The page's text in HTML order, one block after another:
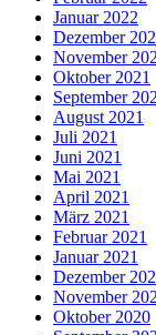
Januar 2022
Dezember
November
Oktober 2021
September
August 2021
Juli 2021
Juni 2021
Mai 2021
April 2021
März 2021
Februar 2021
Januar 2021
Dezember
November
Oktober 2020